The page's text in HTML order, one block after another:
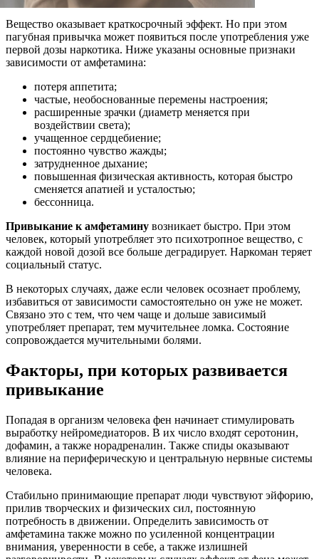
Вещество оказывает краткосрочный эффект. Но при этом
пагубная привычка может появиться после употребления уже
первой дозы наркотика. Ниже указаны основные признаки
зависимости от амфетамина:
потеря аппетита;
частые, необоснованные перемены настроения;
расширенные зрачки (диаметр меняется при
воздействии света);
учащенное сердцебиение;
постоянно чувство жажды;
затрудненное дыхание;
повышенная физическая активность, которая быстро
сменяется апатией и усталостью;
бессонница.
Привыкание к амфетамину возникает быстро. При этом
человек, который употребляет это психотропное вещество, с
каждой новой дозой все больше деградирует. Наркоман теряет
социальный статус.
В некоторых случаях, даже если человек осознает проблему,
избавиться от зависимости самостоятельно он уже не может.
Связано это с тем, что чем чаще и дольше зависимый
употребляет препарат, тем мучительнее ломка. Состояние
сопровождается мучительными болями.
Факторы, при которых развивается
привыкание
Попадая в организм человека фен начинает стимулировать
выработку нейромедиаторов. В их число входят серотонин,
дофамин, а также норадреналин. Также спиды оказывают
влияние на периферическую и центральную нервные системы
человека.
Стабильно принимающие препарат люди чувствуют эйфорию,
прилив творческих и физических сил, постоянную
потребность в движении. Определить зависимость от
амфетамина также можно по усиленной концентрации
внимания, уверенности в себе, а также излишней